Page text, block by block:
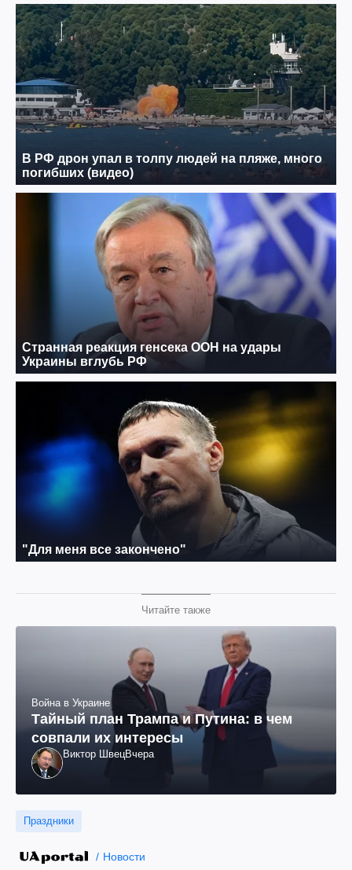
Читайте также
Война в Украине
Тайный план Трампа и Путина: в чем
совпали их интересы
Виктор ШвецВчера
Праздники
Новости